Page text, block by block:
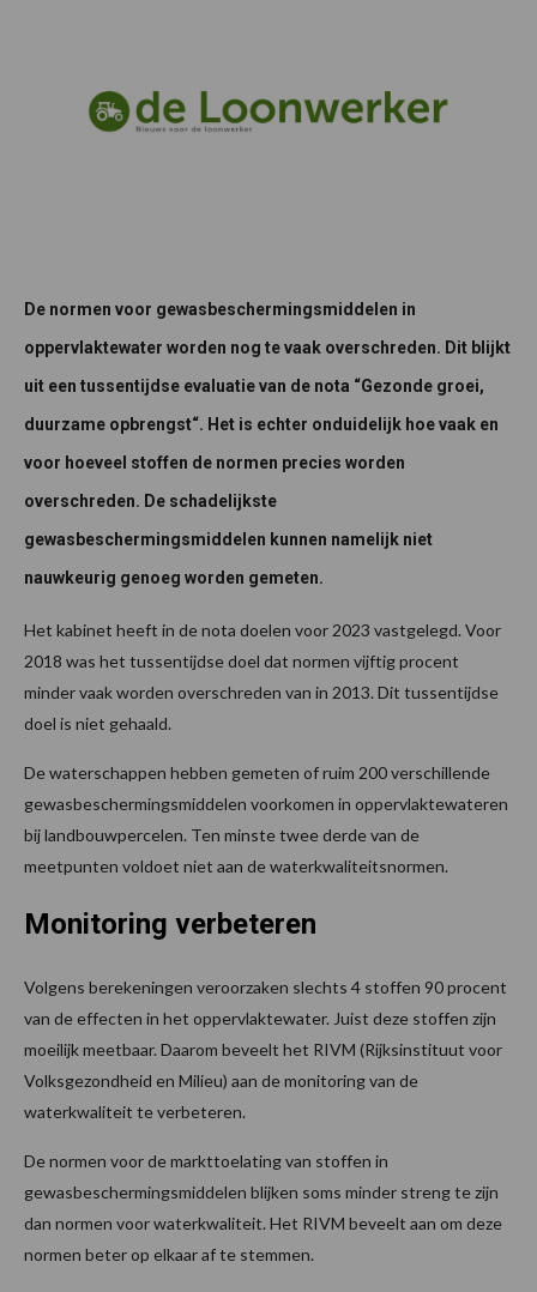
De normen voor gewasbeschermingsmiddelen in
oppervlaktewater worden nog te vaak overschreden. Dit blijkt
uit een tussentijdse evaluatie van de nota “Gezonde groei,
duurzame opbrengst“. Het is echter onduidelijk hoe vaak en
voor hoeveel stoffen de normen precies worden
overschreden. De schadelijkste
gewasbeschermingsmiddelen kunnen namelijk niet
nauwkeurig genoeg worden gemeten.
Het kabinet heeft in de nota doelen voor 2023 vastgelegd. Voor
2018 was het tussentijdse doel dat normen vijftig procent
minder vaak worden overschreden van in 2013. Dit tussentijdse
doel is niet gehaald.
De waterschappen hebben gemeten of ruim 200 verschillende
gewasbeschermingsmiddelen voorkomen in oppervlaktewateren
bij landbouwpercelen. Ten minste twee derde van de
meetpunten voldoet niet aan de waterkwaliteitsnormen.
Monitoring verbeteren
Volgens berekeningen veroorzaken slechts 4 stoffen 90 procent
van de effecten in het oppervlaktewater. Juist deze stoffen zijn
moeilijk meetbaar. Daarom beveelt het RIVM (Rijksinstituut voor
Volksgezondheid en Milieu) aan de monitoring van de
waterkwaliteit te verbeteren.
De normen voor de markttoelating van stoffen in
gewasbeschermingsmiddelen blijken soms minder streng te zijn
dan normen voor waterkwaliteit. Het RIVM beveelt aan om deze
normen beter op elkaar af te stemmen.